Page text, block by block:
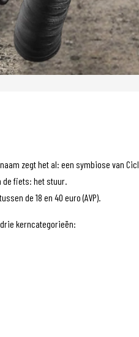
zegt het al: een symbiose van
fiets: het stuur.
de 18 en 40 euro (AVP).
kerncategorieën: